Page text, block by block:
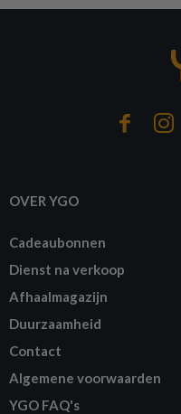
OVER YGO
Cadeaubonnen
Dienst na verkoop
Afhaalmagazijn
Duurzaamheid
Contact
Algemene voorwaarden
YGO FAQ's